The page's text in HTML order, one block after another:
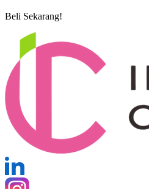
Beli Sekarang!